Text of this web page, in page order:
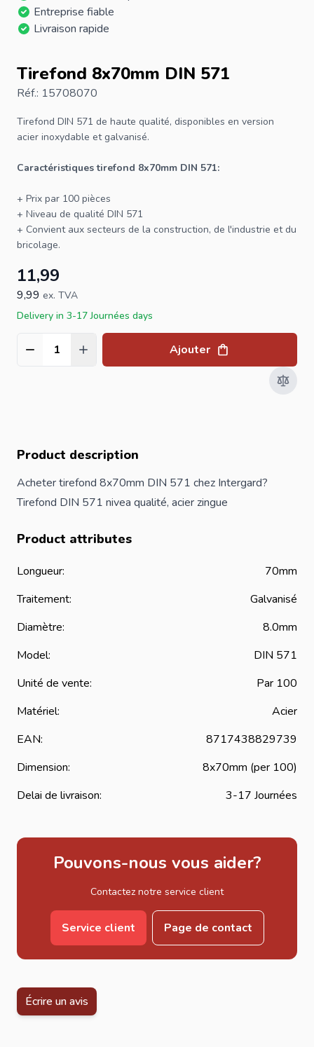
Entreprise fiable
Livraison rapide
Tirefond 8x70mm DIN 571
Réf.: 15708070
Tirefond DIN 571 de haute qualité, disponibles en version
acier inoxydable et galvanisé.
Caractéristiquestirefond 8x70mm DIN 571:
+ Prix par 100 pièces
+ Niveau de qualité DIN 571
+ Convient aux secteurs de la construction, de l'industrie et du
bricolage.
11,99
9,99 ex. TVA
Delivery in 3-17 Journées days
Quantité Ajouter
Product description
Acheter tirefond 8x70mm DIN 571 chez Intergard?
Tirefond DIN 571 nivea qualité, acier zingue
Product attributes
Longueur:
70mm
Traitement:
Galvanisé
Diamètre:
8.0mm
Model:
DIN 571
Unité de vente:
Par 100
Matériel:
Acier
EAN:
8717438829739
Dimension:
8x70mm (per 100)
Delai de livraison:
3-17 Journées
Pouvons-nous vous aider?
Contactez notre service client
Service client Page de contact
Écrire un avis